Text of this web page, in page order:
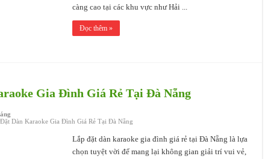
càng cao tại các khu vực như Hải ...
Đọc thêm »
Gia Đình Giá Rẻ Tại Đà Nẵng
Dàn Karaoke Gia Đình Giá Rẻ Tại Đà Nẵng
Lắp đặt dàn karaoke gia đình giá rẻ tại Đà Nẵng là lựa
chọn tuyệt vời để mang lại không gian giải trí vui vẻ,